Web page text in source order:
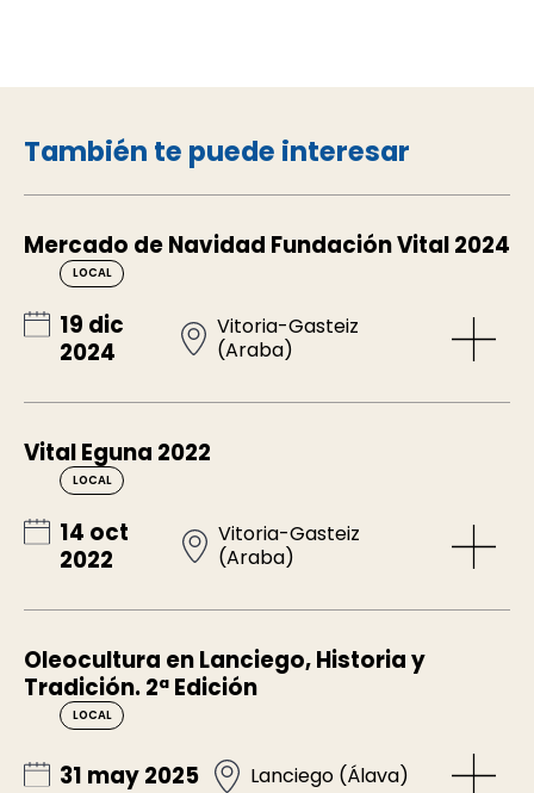
También te puede interesar
Mercado de Navidad Fundación Vital 2024
LOCAL
19 dic
2024
Vitoria-Gasteiz
(Araba)
Vital Eguna 2022
LOCAL
14 oct
2022
Vitoria-Gasteiz
(Araba)
Oleocultura en Lanciego, Historia y
Tradición. 2ª Edición
LOCAL
31 may 2025 Lanciego (Álava)